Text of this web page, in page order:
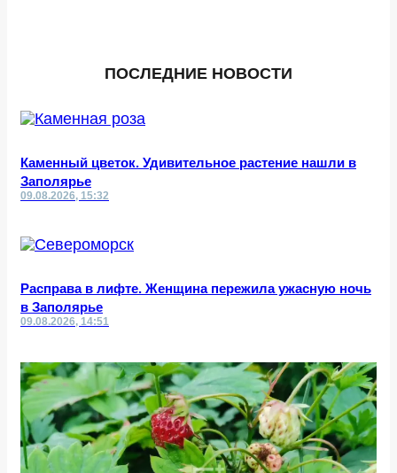
ПОСЛЕДНИЕ НОВОСТИ
Каменный цветок. Удивительное растение нашли в
Заполярье
09.08.2026, 15:32
Расправа в лифте. Женщина пережила ужасную ночь
в Заполярье
09.08.2026, 14:51